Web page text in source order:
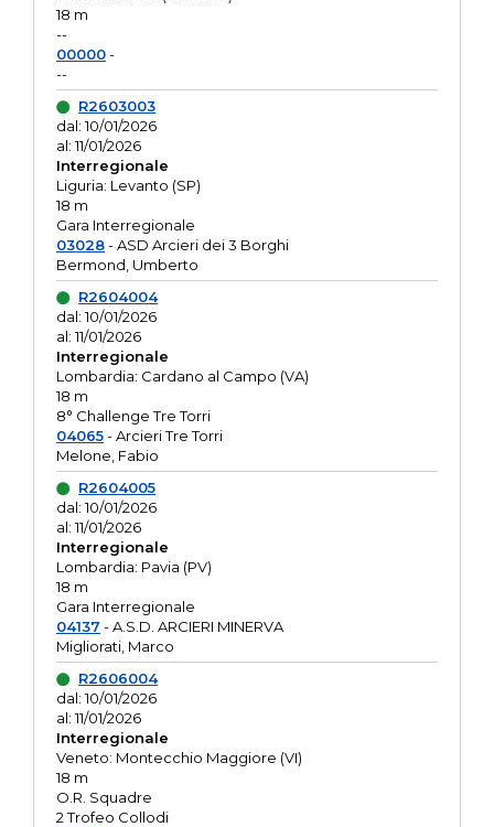
18 m
--
00000-
--
R2603003
dal: 10/01/2026
al: 11/01/2026
Interregionale
Liguria: Levanto (SP)
18 m
Gara Interregionale
03028- ASD Arcieri dei 3 Borghi
Bermond, Umberto
R2604004
dal: 10/01/2026
al: 11/01/2026
Interregionale
Lombardia: Cardano al Campo (VA)
18 m
8° Challenge Tre Torri
04065- Arcieri Tre Torri
Melone, Fabio
R2604005
dal: 10/01/2026
al: 11/01/2026
Interregionale
Lombardia: Pavia (PV)
18 m
Gara Interregionale
04137 - A.S.D. ARCIERI MINERVA
Migliorati, Marco
R2606004
dal: 10/01/2026
al: 11/01/2026
Interregionale
Veneto: Montecchio Maggiore (VI)
18 m
O.R. Squadre
2 Trofeo Collodi